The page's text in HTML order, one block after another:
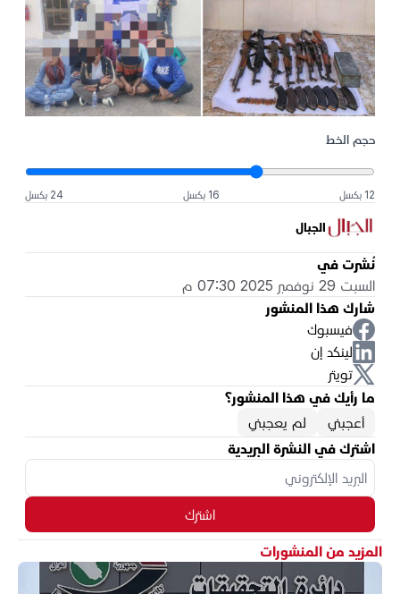
حجم الخط
12 بكسل 16 بكسل 24 بكسل
الجبال
نُشرت في
السبت 29 نوفمبر 2025 07:30 م
شارك هذا المنشور
فيسبوك
لينكد إن
تويتر
ما رأيك في هذا المنشور؟
أعجبني
لم يعجبني
اشترك في النشرة البريدية
اشترك
المزيد من المنشورات